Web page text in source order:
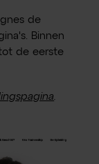
de
Binnen
de eerste